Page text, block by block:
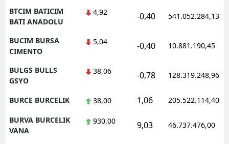
BTCIM BATICIM
BATI ANADOLU
4,92 -0,40 541.052.284,13
BUCIM BURSA
CIMENTO
5,04 -0,40 10.881.190,45
BULGS BULLS
GSYO
38,06 -0,78 128.319.248,96
BURCE BURCELIK 38,00 1,06 205.522.114,40
BURVA BURCELIK
VANA
930,00 9,03 46.737.476,00